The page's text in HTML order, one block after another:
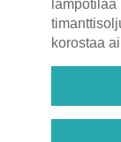
korostaa